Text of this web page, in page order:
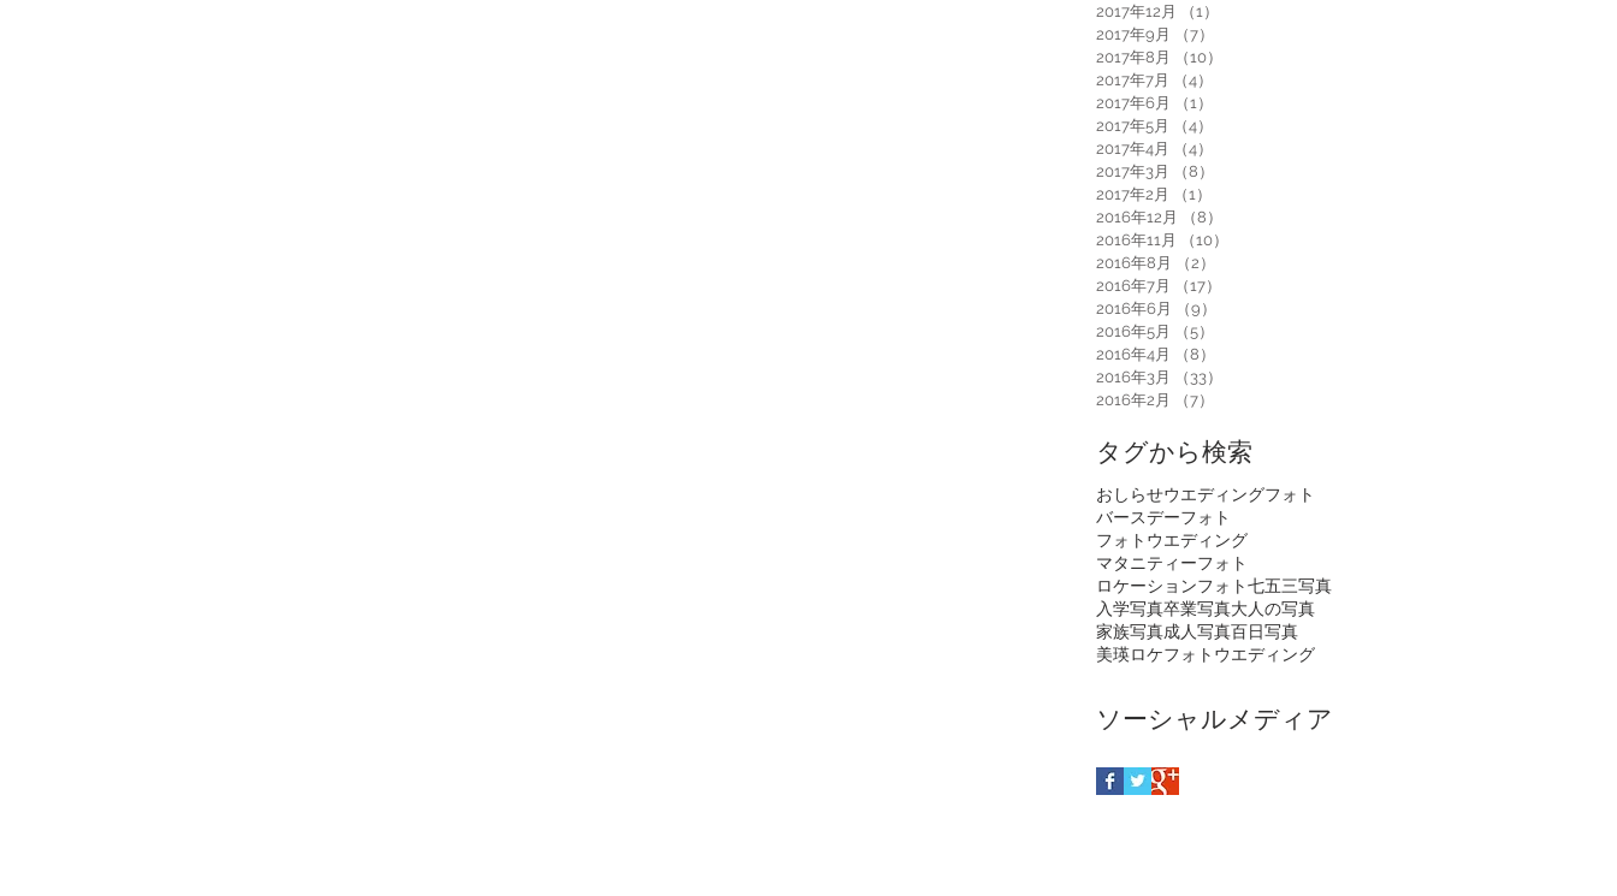
2017年12月 （1）
2017年9月
（7）
2017年8月
（10）
2017年7月
（4）
2017年6月
（1）
2017年5月
（4）
2017年4月
（4）
2017年3月
（8）
2017年2月
（1）
2016年12月
（8）
2016年11月
（10）
2016年8月
（2）
2016年7月
（17）
2016年6月
（9）
2016年5月
（5）
2016年4月
（8）
2016年3月
（33）
2016年2月
（7）
タグから検索
おしらせウエディングフォト
バースデーフォト
フォトウエディング
マタニティーフォト
ロケーションフォト七五三写真
入学写真卒業写真大人の写真
家族写真成人写真百日写真
美瑛ロケフォトウエディング
ソーシャルメディア